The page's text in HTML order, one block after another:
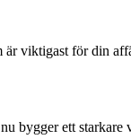
viktigast för din
bygger ett